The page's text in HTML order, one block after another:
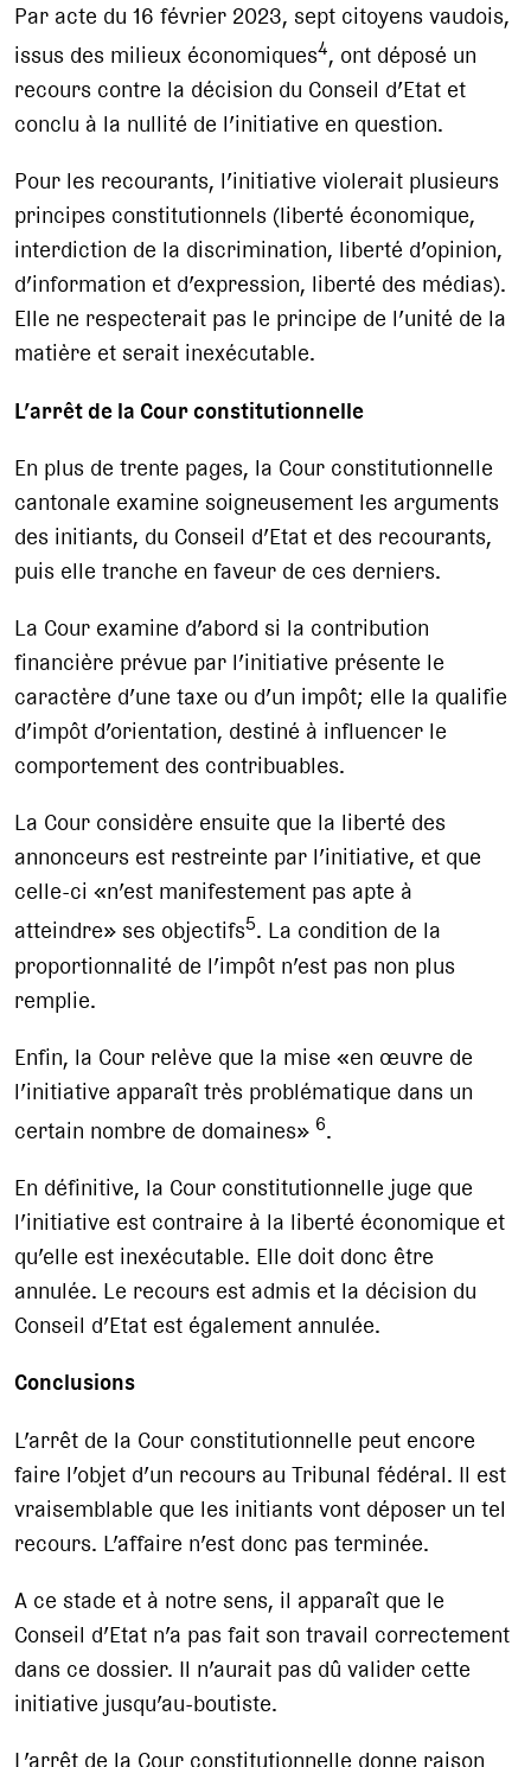
Par acte du 16 février 2023, sept citoyens vaudois,
issus des milieux économiques4, ont déposé un
recours contre la décision du Conseil d’Etat et
conclu à la nullité de l’initiative en question.
Pour les recourants, l’initiative violerait plusieurs
principes constitutionnels (liberté économique,
interdiction de la discrimination, liberté d’opinion,
d’information et d’expression, liberté des médias).
Elle ne respecterait pas le principe de l’unité de la
matière et serait inexécutable.
L’arrêt de la Cour constitutionnelle
En plus de trente pages, la Cour constitutionnelle
cantonale examine soigneusement les arguments
des initiants, du Conseil d’Etat et des recourants,
puis elle tranche en faveur de ces derniers.
La Cour examine d’abord si la contribution
financière prévue par l’initiative présente le
caractère d’une taxe ou d’un impôt; elle la qualifie
d’impôt d’orientation, destiné à influencer le
comportement des contribuables.
La Cour considère ensuite que la liberté des
annonceurs est restreinte par l’initiative, et que
celle-ci «n’est manifestement pas apte à
atteindre» ses objectifs5. La condition de la
proportionnalité de l’impôt n’est pas non plus
remplie.
Enfin, la Cour relève que la mise «en œuvre de
l’initiative apparaît très problématique dans un
certain nombre de domaines» 6.
En définitive, la Cour constitutionnelle juge que
l’initiative est contraire à la liberté économique et
qu’elle est inexécutable. Elle doit donc être
annulée. Le recours est admis et la décision du
Conseil d’Etat est également annulée.
Conclusions
L’arrêt de la Cour constitutionnelle peut encore
faire l’objet d’un recours au Tribunal fédéral. Il est
vraisemblable que les initiants vont déposer un tel
recours. L’affaire n’est donc pas terminée.
A ce stade et à notre sens, il apparaît que le
Conseil d’Etat n’a pas fait son travail correctement
dans ce dossier. Il n’aurait pas dû valider cette
initiative jusqu’au-boutiste.